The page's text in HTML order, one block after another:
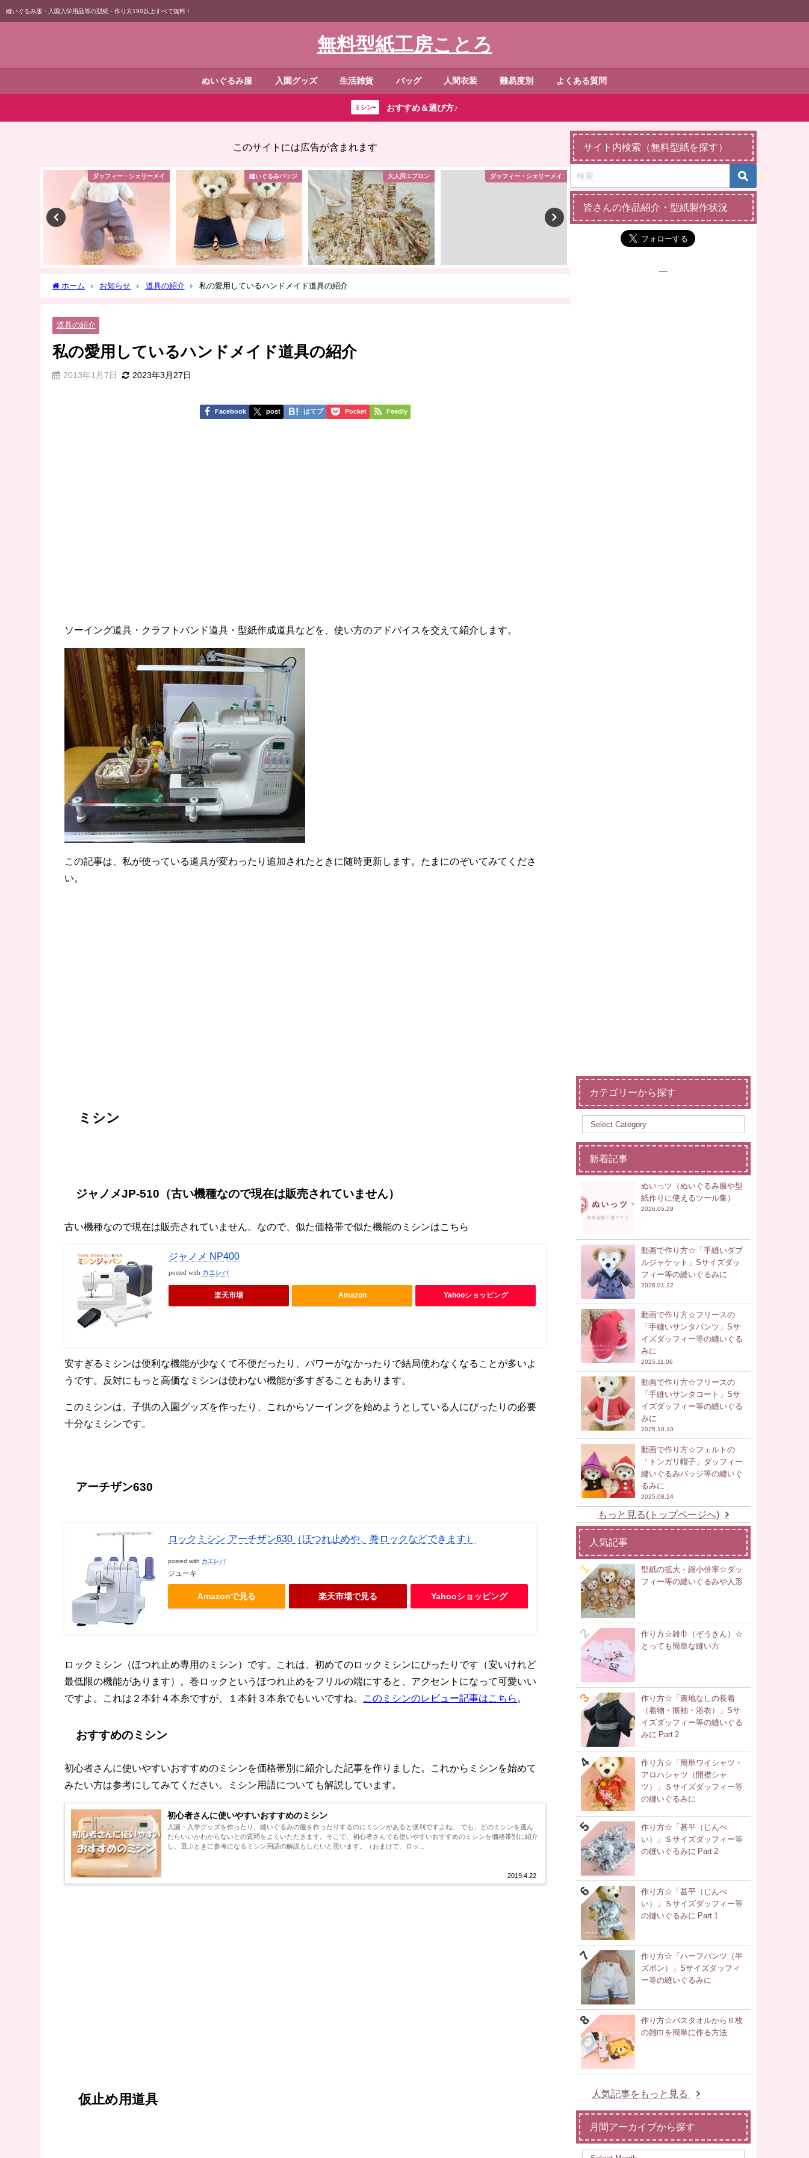
縫いぐるみ服・入園入学用品等の型紙・作り方190以上すべて無料！
無料型紙工房ことろ
ぬいぐるみ服 入園グッズ 生活雑貨 バッグ 人間衣装 難易度別 よくある質問
ミシン⇨ おすすめ＆選び方♪
このサイトには広告が含まれます
ダッフィー・シェリーメイ 縫いぐるみバッジ 大人用エプロン ダッフィー・シェリーメイ
ホーム お知らせ 道具の紹介 私の愛用しているハンドメイド道具の紹介
道具の紹介
私の愛用しているハンドメイド道具の紹介
2013年1月7日 2023年3月27日
Facebook post はてブ Pocket Feedly
ソーイング道具・クラフトバンド道具・型紙作成道具などを、使い方のアドバイスを交えて紹介します。
この記事は、私が使っている道具が変わったり追加されたときに随時更新します。たまにのぞいてみてくださ
い。
ミシン
ジャノメJP-510（古い機種なので現在は販売されていません）
古い機種なので現在は販売されていません。なので、似た価格帯で似た機能のミシンはこちら
ジャノメ NP400
posted with カエレバ
楽天市場 Amazon Yahooショッピング
安すぎるミシンは便利な機能が少なくて不便だったり、パワーがなかったりで結局使わなくなることが多いよ
うです。反対にもっと高価なミシンは使わない機能が多すぎることもあります。
このミシンは、子供の入園グッズを作ったり、これからソーイングを始めようとしている人にぴったりの必要
十分なミシンです。
アーチザン630
ロックミシン アーチザン630（ほつれ止めや、巻ロックなどできます）
posted with カエレバ
ジューキ
Amazonで見る 楽天市場で見る Yahooショッピング
ロックミシン（ほつれ止め専用のミシン）です。これは、初めてのロックミシンにぴったりです（安いけれど
最低限の機能があります）。巻ロックというほつれ止めをフリルの端にすると、アクセントになって可愛いい
ですよ。これは２本針４本糸ですが、１本針３本糸でもいいですね。
このミシンのレビュー記事はこちら 。
おすすめのミシン
初心者さんに使いやすいおすすめのミシンを価格帯別に紹介した記事を作りました。これからミシンを始めて
みたい方は参考にしてみてください。ミシン用語についても解説しています。
初心者さんに使いやすいおすすめのミシン
2019.4.22
入園・入学グッズを作ったり、縫いぐるみの服を作ったりするのにミシンがあると便利ですよね。 でも、どのミシンを選ん
だらいいかわからないとの質問をよくいただきます。そこで、初心者さんでも使いやすいおすすめのミシンを価格帯別に紹介
し、選ぶときに参考になるミシン用語の解説もしたいと思います。（おまけで、ロッ...
仮止め用道具
サイト内検索（無料型紙を探す）
皆さんの作品紹介・型紙製作状況
カテゴリーから探す
新着記事
ぬいっツ（ぬいぐるみ服や型
紙作りに使えるツール集）
2026.05.29
動画で作り方☆「手縫いダブ
ルジャケット」Sサイズダッ
フィー等の縫いぐるみに
2026.01.22
動画で作り方☆フリースの
「手縫いサンタパンツ」Sサ
イズダッフィー等の縫いぐる
みに
2025.11.06
動画で作り方☆フリースの
「手縫いサンタコート」Sサ
イズダッフィー等の縫いぐる
みに
2025.10.10
動画で作り方☆フェルトの
「トンガリ帽子」ダッフィー
縫いぐるみバッジ等の縫いぐ
るみに
2025.08.24
もっと見る(トップページへ)
人気記事
型紙の拡大・縮小倍率☆ダッ
フィー等の縫いぐるみや人形
作り方☆雑巾（ぞうきん）☆
とっても簡単な縫い方
作り方☆「裏地なしの長着
（着物・振袖・浴衣）」Sサ
イズダッフィー等の縫いぐる
みに Part 2
作り方☆「簡単ワイシャツ・
アロハシャツ（開襟シャ
ツ）」Ｓサイズダッフィー等
の縫いぐるみに
作り方☆「甚平（じんべ
い）」Ｓサイズダッフィー等
の縫いぐるみに Part 2
作り方☆「甚平（じんべ
い）」Ｓサイズダッフィー等
の縫いぐるみに Part 1
作り方☆「ハーフパンツ（半
ズボン）」Sサイズダッフィ
ー等の縫いぐるみに
作り方☆バスタオルから６枚
の雑巾を簡単に作る方法
人気記事をもっと見る
月間アーカイブから探す